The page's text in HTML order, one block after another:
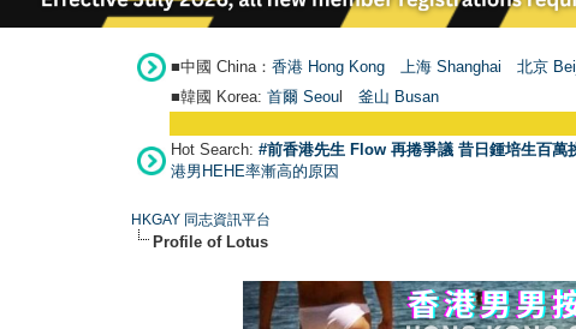
■中國 China： 香港 Hong Kong 上海 Shanghai 北京
■韓國 Korea: 首爾 Seou 釜山 Busan
Hot Search: #前香港先生 Flow 再捲爭議 昔日鍾培生百
港男HEHE率漸高的原因
HKGAY 同志資訊平台
Profile of Lotus